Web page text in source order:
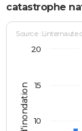
catastrophe
Source :
10
15
20